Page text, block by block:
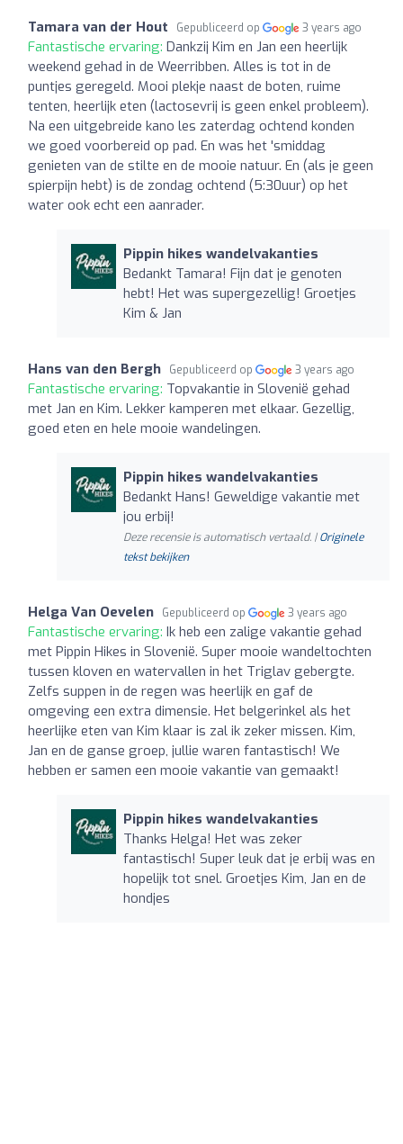
Tamara van der Hout Gepubliceerd op 3 years ago
Fantastische ervaring: Dankzij Kim en Jan een heerlijk
weekend gehad in de Weerribben. Alles is tot in de
puntjes geregeld. Mooi plekje naast de boten, ruime
tenten, heerlijk eten (lactosevrij is geen enkel probleem).
Na een uitgebreide kano les zaterdag ochtend konden
we goed voorbereid op pad. En was het 'smiddag
genieten van de stilte en de mooie natuur. En (als je geen
spierpijn hebt) is de zondag ochtend (5:30uur) op het
water ook echt een aanrader.
Pippin hikes wandelvakanties
Bedankt Tamara! Fijn dat je genoten
hebt! Het was supergezellig! Groetjes
Kim & Jan
Hans van den Bergh Gepubliceerd op 3 years ago
Fantastische ervaring: Topvakantie in Slovenië gehad
met Jan en Kim. Lekker kamperen met elkaar. Gezellig,
goed eten en hele mooie wandelingen.
Pippin hikes wandelvakanties
Bedankt Hans! Geweldige vakantie met
jou erbij!
Deze recensie is automatisch vertaald. |Originele
tekst bekijken
Helga Van Oevelen Gepubliceerd op 3 years ago
Fantastische ervaring: Ik heb een zalige vakantie gehad
met Pippin Hikes in Slovenië. Super mooie wandeltochten
tussen kloven en watervallen in het Triglav gebergte.
Zelfs suppen in de regen was heerlijk en gaf de
omgeving een extra dimensie. Het belgerinkel als het
heerlijke eten van Kim klaar is zal ik zeker missen. Kim,
Jan en de ganse groep, jullie waren fantastisch! We
hebben er samen een mooie vakantie van gemaakt!
Pippin hikes wandelvakanties
Thanks Helga! Het was zeker
fantastisch! Super leuk dat je erbij was en
hopelijk tot snel. Groetjes Kim, Jan en de
hondjes